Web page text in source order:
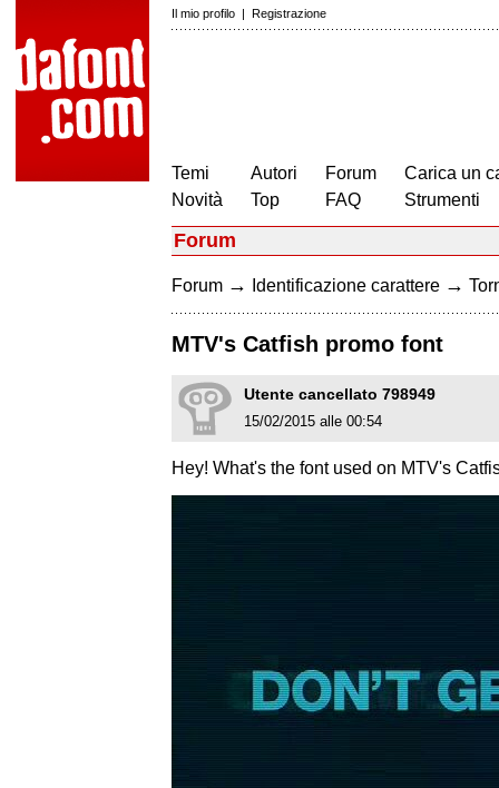
Il mio profilo | Registrazione
Temi
Novità
Autori
Top
Forum
FAQ
Carica un
Strumenti
Forum
Forum → Identificazione carattere →
MTV's Catfish promo font
Utente cancellato 798949
15/02/2015 alle 00:54
Hey! What's the font used on MTV's